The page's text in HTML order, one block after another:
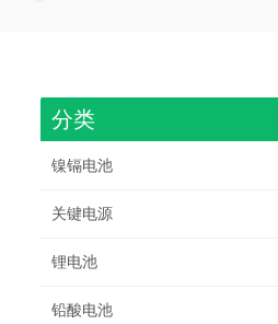
分类
镍镉电池
关键电源
锂电池
铅酸电池